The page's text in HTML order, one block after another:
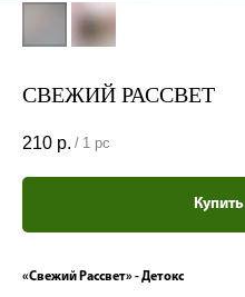
СВЕЖИЙ РАССВЕТ
210 р. / 1 pc
Купить
«Свежий Рассвет» - Детокс